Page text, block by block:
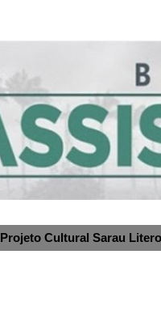
Projeto Cultural Sarau